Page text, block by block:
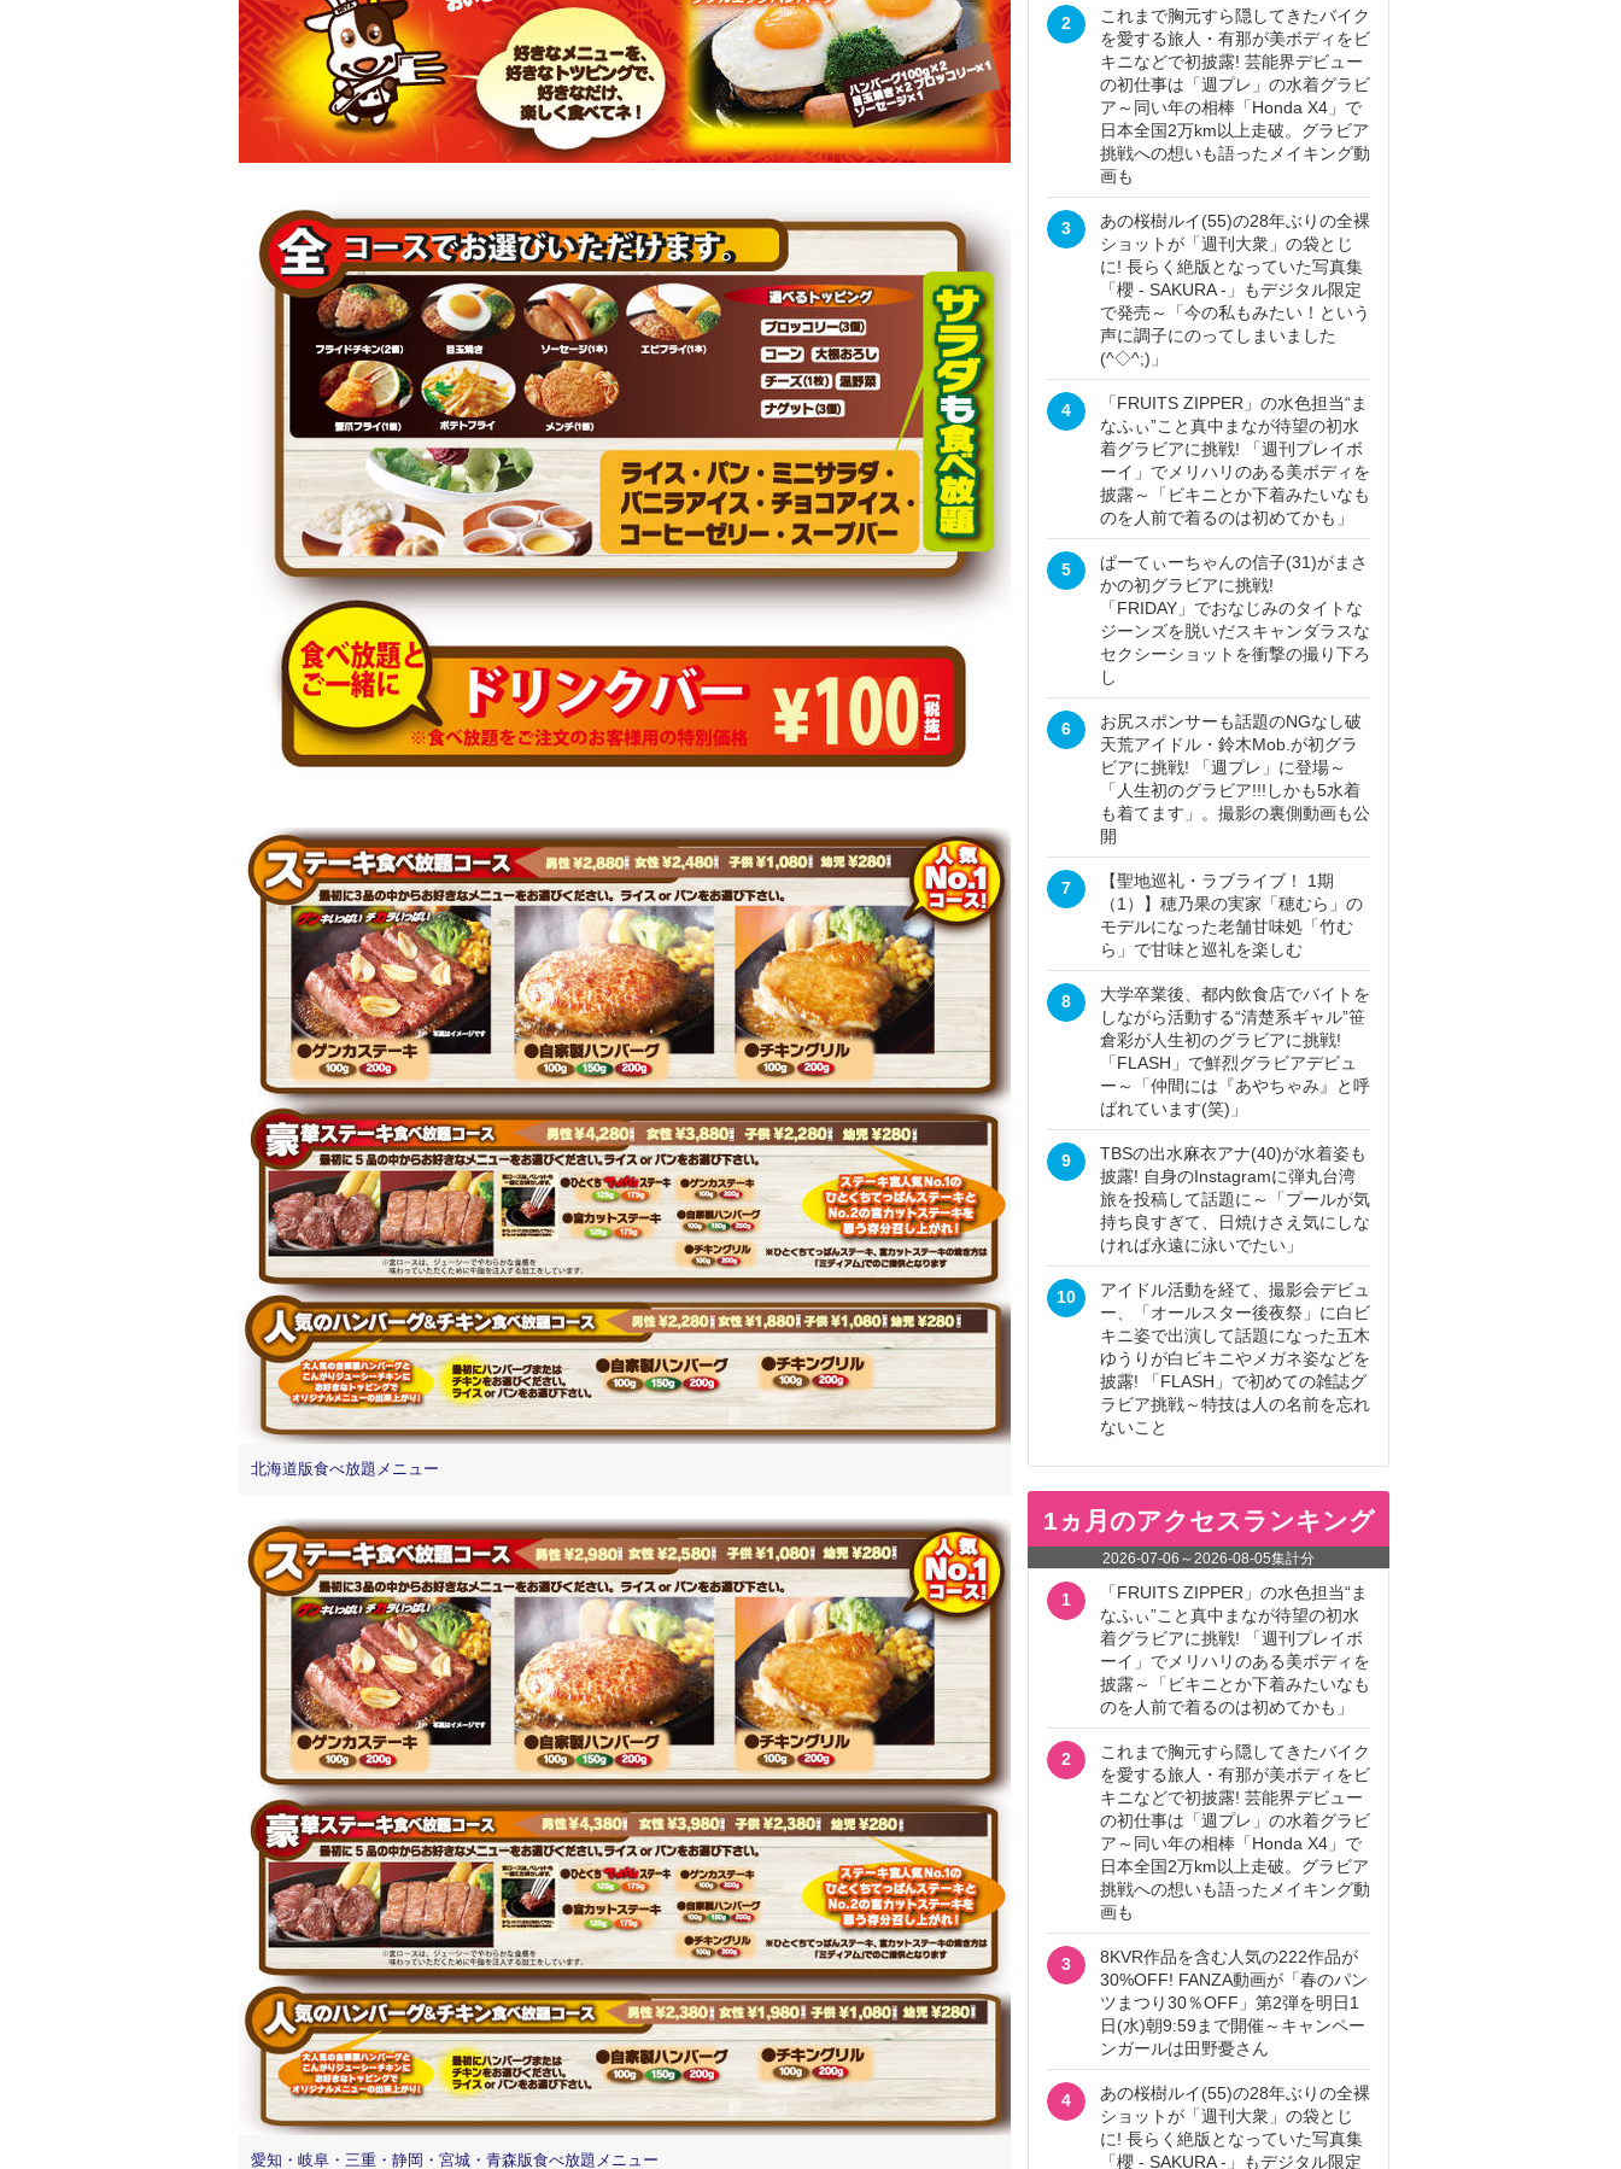
北海道版食べ放題メニュー
愛知・岐阜・三重・静岡・宮城・青森版食べ放題メニュー
2
これまで胸元すら隠してきたバイク
を愛する旅人・有那が美ボディをビ
キニなどで初披露! 芸能界デビュー
の初仕事は「週プレ」の水着グラビ
ア～同い年の相棒「Honda X4」で
日本全国2万km以上走破。グラビア
挑戦への想いも語ったメイキング動
画も
3
あの桜樹ルイ(55)の28年ぶりの全裸
ショットが「週刊大衆」の袋とじ
に! 長らく絶版となっていた写真集
「櫻 - SAKURA -」もデジタル限定
で発売～「今の私もみたい！という
声に調子にのってしまいました
(^◇^;)」
4
「FRUITS ZIPPER」の水色担当“ま
なふぃ”こと真中まなが待望の初水
着グラビアに挑戦! 「週刊プレイボ
ーイ」でメリハリのある美ボディを
披露～「ビキニとか下着みたいなも
のを人前で着るのは初めてかも」
5
ぱーてぃーちゃんの信子(31)がまさ
かの初グラビアに挑戦!
「FRIDAY」でおなじみのタイトな
ジーンズを脱いだスキャンダラスな
セクシーショットを衝撃の撮り下ろ
し
6
お尻スポンサーも話題のNGなし破
天荒アイドル・鈴木Mob.が初グラ
ビアに挑戦! 「週プレ」に登場～
「人生初のグラビア!!!しかも5水着
も着てます」。撮影の裏側動画も公
開
7
【聖地巡礼・ラブライブ！ 1期
（1）】穂乃果の実家「穂むら」の
モデルになった老舗甘味処「竹む
ら」で甘味と巡礼を楽しむ
8
大学卒業後、都内飲食店でバイトを
しながら活動する“清楚系ギャル”笹
倉彩が人生初のグラビアに挑戦!
「FLASH」で鮮烈グラビアデビュ
ー～「仲間には『あやちゃみ』と呼
ばれています(笑)」
9
TBSの出水麻衣アナ(40)が水着姿も
披露! 自身のInstagramに弾丸台湾
旅を投稿して話題に～「プールが気
持ち良すぎて、日焼けさえ気にしな
ければ永遠に泳いでたい」
10
アイドル活動を経て、撮影会デビュ
ー、「オールスター後夜祭」に白ビ
キニ姿で出演して話題になった五木
ゆうりが白ビキニやメガネ姿などを
披露! 「FLASH」で初めての雑誌グ
ラビア挑戦～特技は人の名前を忘れ
ないこと
1ヵ月のアクセスランキング
2026-07-06 ～2026-08-05集計分
1
「FRUITS ZIPPER」の水色担当“ま
なふぃ”こと真中まなが待望の初水
着グラビアに挑戦! 「週刊プレイボ
ーイ」でメリハリのある美ボディを
披露～「ビキニとか下着みたいなも
のを人前で着るのは初めてかも」
2
これまで胸元すら隠してきたバイク
を愛する旅人・有那が美ボディをビ
キニなどで初披露! 芸能界デビュー
の初仕事は「週プレ」の水着グラビ
ア～同い年の相棒「Honda X4」で
日本全国2万km以上走破。グラビア
挑戦への想いも語ったメイキング動
画も
3
8KVR作品を含む人気の222作品が
30%OFF! FANZA動画が「春のパン
ツまつり30％OFF」第2弾を明日1
日(水)朝9:59まで開催～キャンペー
ンガールは田野憂さん
4
あの桜樹ルイ(55)の28年ぶりの全裸
ショットが「週刊大衆」の袋とじ
に! 長らく絶版となっていた写真集
「櫻 - SAKURA -」もデジタル限定